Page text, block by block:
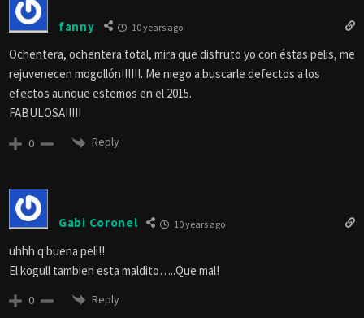
fanny 10 years ago
Ochentera, ochentera total, mira que disfruto yo con éstas pelis, me
rejuvenecen mogollón!!!!!!. Me niego a buscarle defectos a los
efectos aunque estemos en el 2015.
FABULOSA!!!!!
0 Reply
Gabi Coronel 10 years ago
uhhh q buena peli!!
El kogull tambien esta maldito…..Que mal!
0 Reply